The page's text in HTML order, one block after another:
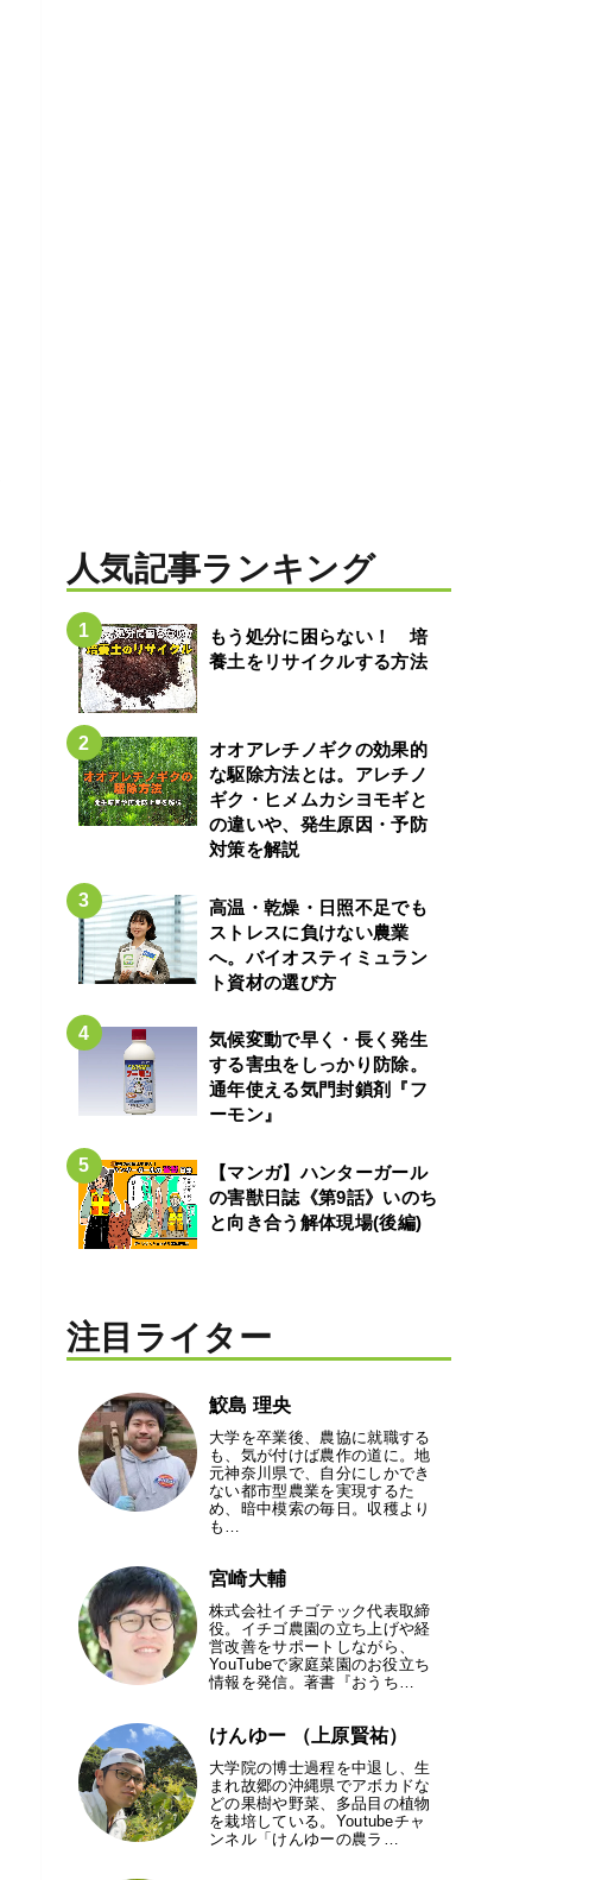
人気記事ランキング
もう処分に困らない！ 培
養土をリサイクルする方法
オオアレチノギクの効果的
な駆除方法とは。アレチノ
ギク・ヒメムカシヨモギと
の違いや、発生原因・予防
対策を解説
高温・乾燥・日照不足でも
ストレスに負けない農業
へ。バイオスティミュラン
ト資材の選び方
気候変動で早く・長く発生
する害虫をしっかり防除。
通年使える気門封鎖剤『フ
ーモン』
【マンガ】ハンターガール
の害獣日誌《第9話》いのち
と向き合う解体現場(後編)
注目ライター
鮫島 理央
大学を卒業後、農協に就職する
も、気が付けば農作の道に。地
元神奈川県で、自分にしかでき
ない都市型農業を実現するた
め、暗中模索の毎日。収穫より
も…
宮崎大輔
株式会社イチゴテック代表取締
役。イチゴ農園の立ち上げや経
営改善をサポートしながら、
YouTubeで家庭菜園のお役立ち
情報を発信。著書『おうち…
けんゆー （上原賢祐）
大学院の博士過程を中退し、生
まれ故郷の沖縄県でアボカドな
どの果樹や野菜、多品目の植物
を栽培している。Youtubeチャ
ンネル「けんゆーの農ラ…